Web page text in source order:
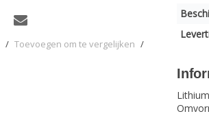
/ Toevoegen om te vergelijken /